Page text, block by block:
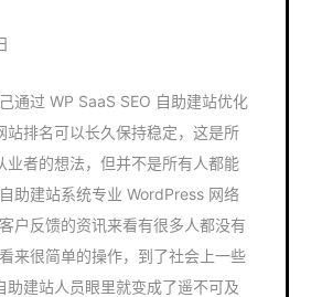
通过 WP SaaS SEO 自助建站优化
站排名可以长久保持稳定，这是所
业者的想法，但并不是所有人都能
助建站系统专业 WordPress 网络
户反馈的资讯来看有很多人都没有
来很简单的操作，到了社会上一些
助建站人员眼里就变成了遥不可及